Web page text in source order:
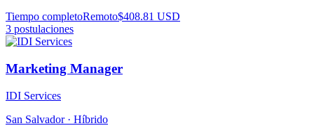
Tiempo completoRemoto$408.81 USD
3 postulaciones
Marketing Manager
IDI Services
San Salvador · Híbrido